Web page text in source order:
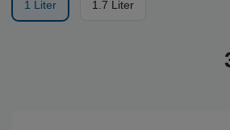
1 Liter 1.7 Liter